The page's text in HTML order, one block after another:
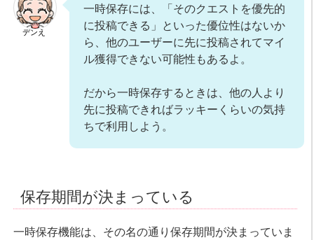
デンえ
一時保存には、「そのクエストを優先的
に投稿できる」といった優位性はないか
ら、他のユーザーに先に投稿されてマイ
ル獲得できない可能性もあるよ。
だから一時保存するときは、他の人より
先に投稿できればラッキーくらいの気持
ちで利用しよう。
保存期間が決まっている
一時保存機能は、その名の通り保存期間が決まっていま